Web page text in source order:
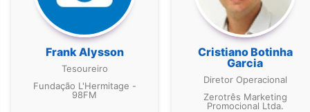
Frank Alysson
Tesoureiro
Fundação L'Hermitage -
98FM
Cristiano Botinha
Garcia
Diretor Operacional
Zerotrês Marketing
Promocional Ltda.